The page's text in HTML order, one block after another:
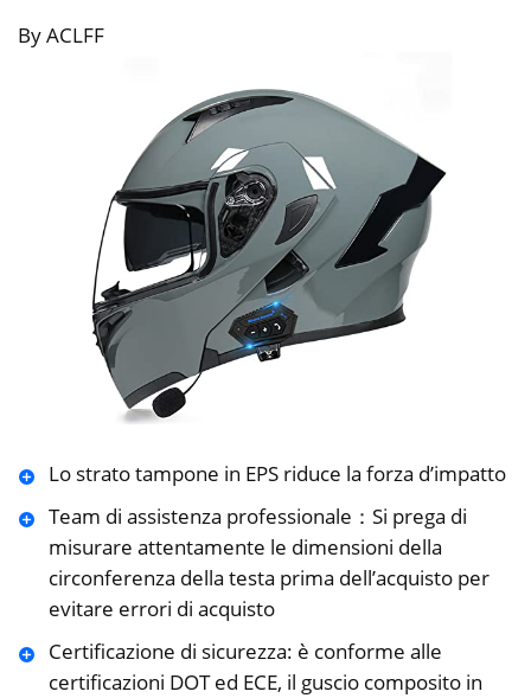
By ACLFF
Lo strato tampone in EPS riduce la forza d’impatto
Team di assistenza professionale：Si prega di
misurare attentamente le dimensioni della
circonferenza della testa prima dell’acquisto per
evitare errori di acquisto
Certificazione di sicurezza: è conforme alle
certificazioni DOT ed ECE, il guscio composito in